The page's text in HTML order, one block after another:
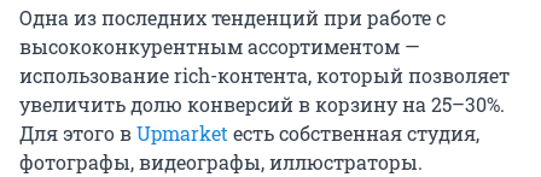
Одна из последних тенденций при работе с
высококонкурентным ассортиментом —
использование rich-контента, который позволяет
увеличить долю конверсий в корзину на 25–30%.
Для этого вUpmarketесть собственная студия,
фотографы, видеографы, иллюстраторы.